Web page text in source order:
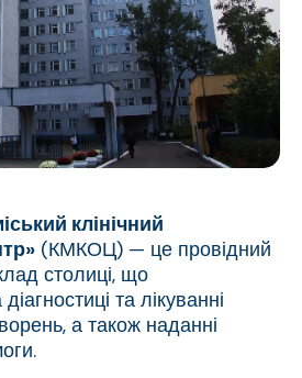
клінічний
(КМКОЦ) — це провідний
столиці, що
та лікуванні
а також наданні